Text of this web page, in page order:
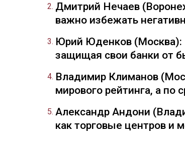
Дмитрий Нечаев
важно избежать
Юрий Юденков (Москва):
защищая свои банки от
Владимир Климанов
мирового рейтинга, а
Александр Андони
как торговые центров и